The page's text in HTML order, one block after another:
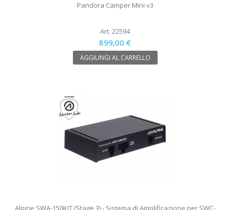
Pandora Camper Mini v3
Art. 22594
899,00 €
AGGIUNGI AL CARRELLO
Alpine SWA-150KIT (Stage 3) - Sistema di Amplificazione per SWC-